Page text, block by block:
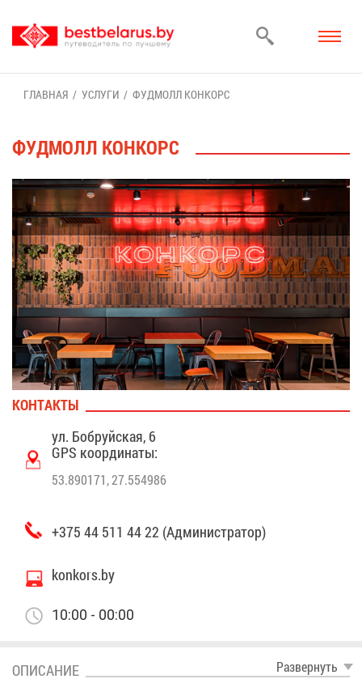
ГЛАВ­НАЯ УСЛУ­ГИ ФУД­МОЛЛ КОН­КОРС
ФУД­МОЛЛ КОН­КОРС
КОН­ТАК­ТЫ
ул. Боб­руй­ская, 6
GPS ко­ор­ди­на­ты:
53.890171, 27.554986
+375 44 511 44 22 (Ад­ми­ни­стра­тор)
konkors.by
10:00 - 00:00
Раз­вер­нуть
ОПИ­СА­НИЕ